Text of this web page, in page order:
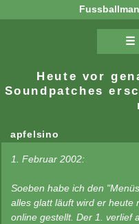
☰
Zur NavigationHeute vor
Soundpatches
apfelsino
1. Februar 2002:
Soeben habe ich den
alles glatt läuft wird er heute
online gestellt. Der 1. verlief